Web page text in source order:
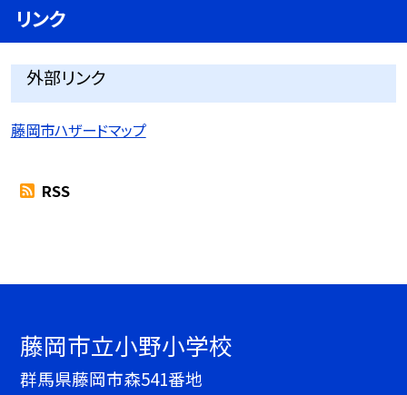
リンク
外部リンク
藤岡市ハザードマップ
RSS
藤岡市立小野小学校
群馬県藤岡市森541番地